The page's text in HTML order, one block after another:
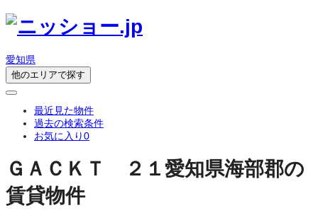
愛知県
他のエリアで探す
最近見た物件
過去の検索条件
お気に入り0
ＧＡＣＫＴ ２１ 愛知県海部郡の
賃貸物件